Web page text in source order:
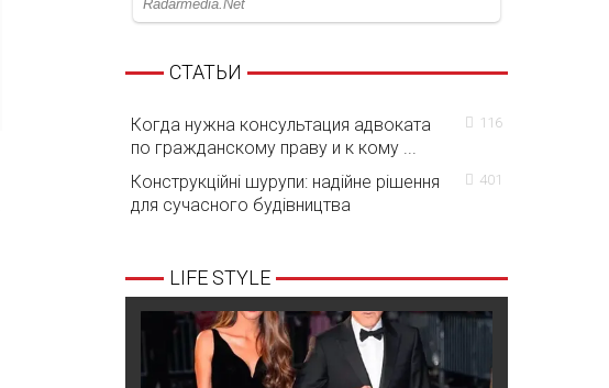
СТАТЬИ
Когда нужна консультация адвоката
по гражданскому праву и к кому ...
116
Конструкційні шурупи: надійне рішення
для сучасного будівництва
401
LIFE STYLE